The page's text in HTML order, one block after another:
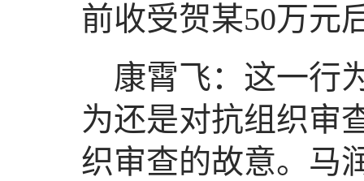
前收受贺某50万元
康霄飞：这一行
为还是对抗组织审
织审查的故意。马